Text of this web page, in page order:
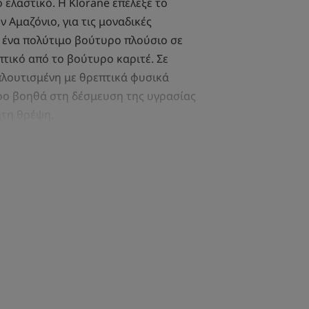
για τις μοναδικές
ένα πολύτιμο βούτυρο πλούσιο σε
από το βούτυρο καριτέ. Σε
με θρεπτικά φυσικά
βοηθά στη δέσμευση της υγρασίας